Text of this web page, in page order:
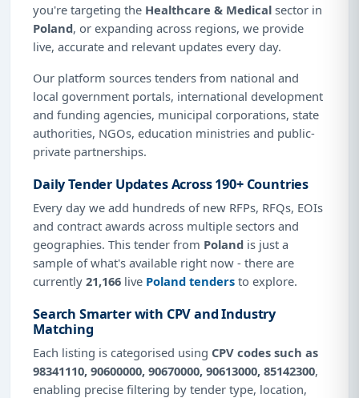
you're targeting the Healthcare & Medical sector in
Poland, or expanding across regions, we provide
live, accurate and relevant updates every day.
Our platform sources tenders from national and
local government portals, international development
and funding agencies, municipal corporations, state
authorities, NGOs, education ministries and public-
private partnerships.
Daily Tender Updates Across 190+ Countries
Every day we add hundreds of new RFPs, RFQs, EOIs
and contract awards across multiple sectors and
geographies. This tender from Poland is just a
sample of what's available right now - there are
currently 21,166 live Poland tenders to explore.
Search Smarter with CPV and Industry
Matching
Each listing is categorised using CPV codes such as
98341110, 90600000, 90670000, 90613000, 85142300,
enabling precise filtering by tender type, location,